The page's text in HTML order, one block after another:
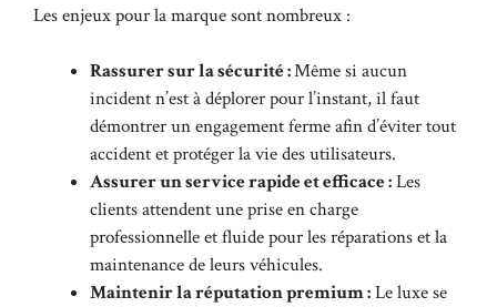
Les enjeux pour la marque sont nombreux :
Rassurer sur la sécurité :Même si aucun
incident n’est à déplorer pour l’instant, il faut
démontrer un engagement ferme afin d’éviter tout
accident et protéger la vie des utilisateurs.
Assurer un service rapide et efficace :Les
clients attendent une prise en charge
professionnelle et fluide pour les réparations et la
maintenance de leurs véhicules.
Maintenir la réputation premium :Le luxe se